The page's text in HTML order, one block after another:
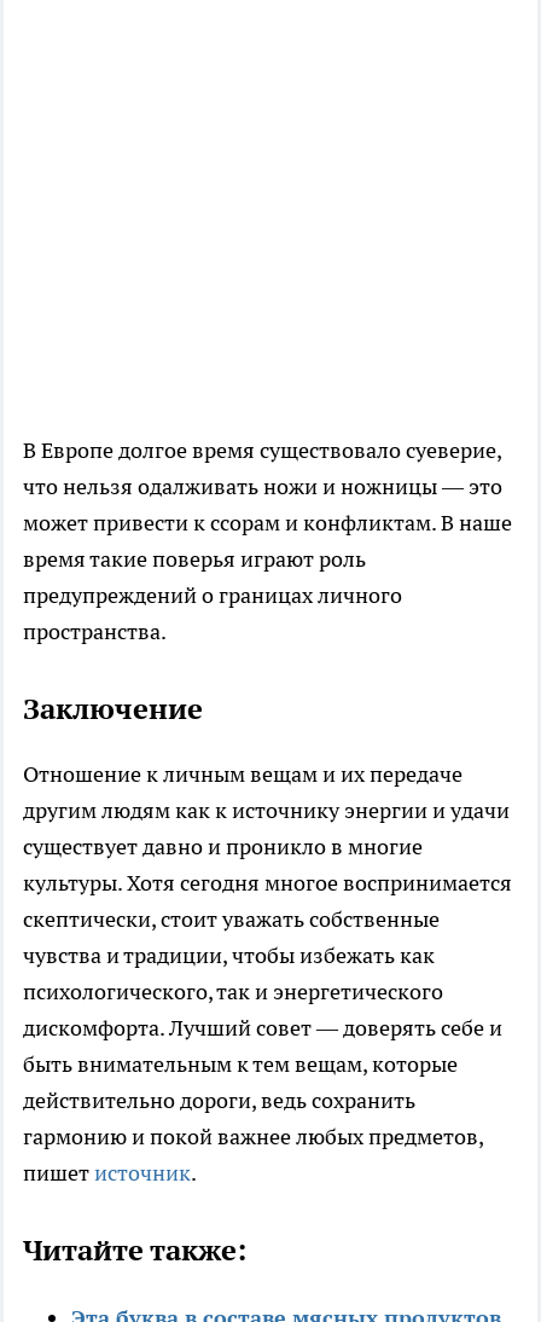
В Европе долгое время существовало суеверие,
что нельзя одалживать ножи и ножницы — это
может привести к ссорам и конфликтам. В наше
время такие поверья играют роль
предупреждений о границах личного
пространства.
Заключение
Отношение к личным вещам и их передаче
другим людям как к источнику энергии и удачи
существует давно и проникло в многие
культуры. Хотя сегодня многое воспринимается
скептически, стоит уважать собственные
чувства и традиции, чтобы избежать как
психологического, так и энергетического
дискомфорта. Лучший совет — доверять себе и
быть внимательным к тем вещам, которые
действительно дороги, ведь сохранить
гармонию и покой важнее любых предметов,
пишетисточник.
Читайте также: